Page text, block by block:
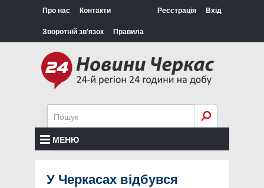
Про нас Контакти
Зворотній зв'язок Правила
Реєстрація Вхід
МЕНЮ
У Черкасах відбувся